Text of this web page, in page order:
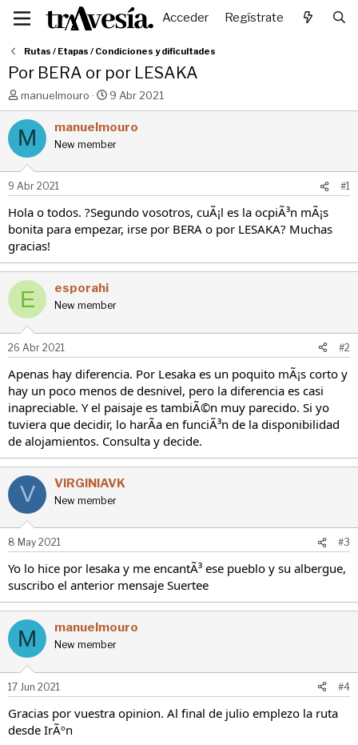
Acceder Regístrate
Rutas / Etapas / Condiciones y dificultades
Por BERA or por LESAKA
I
n
i
c
a
d
o
r
e
l
t
e
m
a
manuelmouro
F
e
c
a
i
n
i
c
o
9 Abr 2021
M manuelmouro
New member
9 Abr 2021 #1
Hola o todos. ?Segundo vosotros, cuÃ¡l es la ocpiÃ³n mÃ¡s
bonita para empezar, irse por BERA o por LESAKA? Muchas
gracias!
E esporahi
New member
26 Abr 2021 #2
Apenas hay diferencia. Por Lesaka es un poquito mÃ¡s corto y
hay un poco menos de desnivel, pero la diferencia es casi
inapreciable. Y el paisaje es tambiÃ©n muy parecido. Si yo
tuviera que decidir, lo harÃa en funciÃ³n de la disponibilidad
de alojamientos. Consulta y decide.
V VIRGINIAVK
New member
8 May 2021 #3
Yo lo hice por lesaka y me encantÃ³ ese pueblo y su albergue,
suscribo el anterior mensaje Suertee
M manuelmouro
New member
17 Jun 2021 #4
Gracias por vuestra opinion. Al final de julio emplezo la ruta
desde IrÃºn